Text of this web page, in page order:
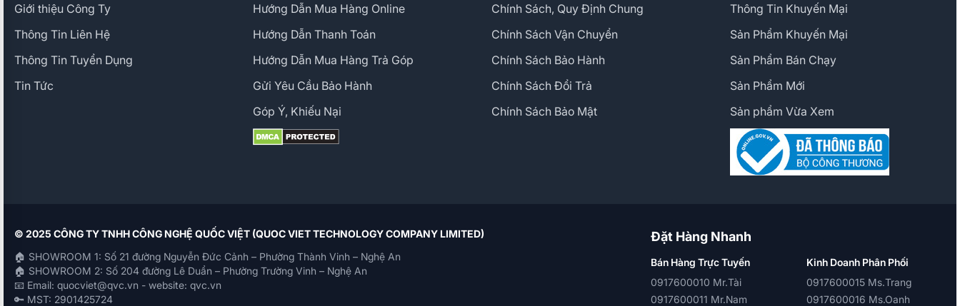
Giới thiệu Công Ty
Thông Tin Liên Hệ
Thông Tin Tuyển Dụng
Tin Tức
Hướng Dẫn Mua Hàng Online
Hướng Dẫn Thanh Toán
Hướng Dẫn Mua Hàng Trả Góp
Gửi Yêu Cầu Bảo Hành
Góp Ý, Khiếu Nại
Chính Sách, Quy Định Chung
Chính Sách Vận Chuyển
Chính Sách Bảo Hành
Chính Sách Đổi Trả
Chính Sách Bảo Mật
Thông Tin Khuyến Mại
Sản Phẩm Khuyến Mại
Sản Phẩm Bán Chạy
Sản Phẩm Mới
Sản phẩm Vừa Xem
© 2025 CÔNG TY TNHH CÔNG NGHỆ QUỐC VIỆT (QUOC VIET TECHNOLOGY COMPANY LIMITED)
🏠 SHOWROOM 1: Số 21 đường Nguyễn Đức Cảnh – Phường Thành Vinh – Nghệ An
🏠 SHOWROOM 2: Số 204 đường Lê Duẩn – Phường Trường Vinh – Nghệ An
📧 Email: quocviet@qvc.vn - website: qvc.vn
🔑 MST: 2901425724
Đặt Hàng Nhanh
Bán Hàng Trực Tuyến
0917600010 Mr.Tài
0917600011 Mr.Nam
Kinh Doanh Phân Phối
0917600015 Ms.Trang
0917600016 Ms.Oanh